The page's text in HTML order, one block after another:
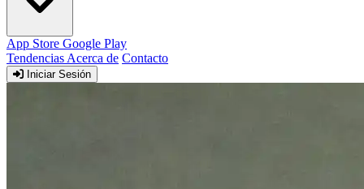
App Store Google Play
Tendencias Acerca de Contacto
Iniciar Sesión